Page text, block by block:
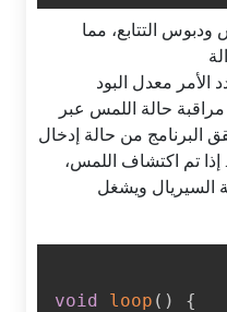
التتابع، مما
معدل البود
حالة اللمس عبر
البرنامج من حالة إدخال
تم اكتشاف اللمس،
ويشغل
void loop ( )